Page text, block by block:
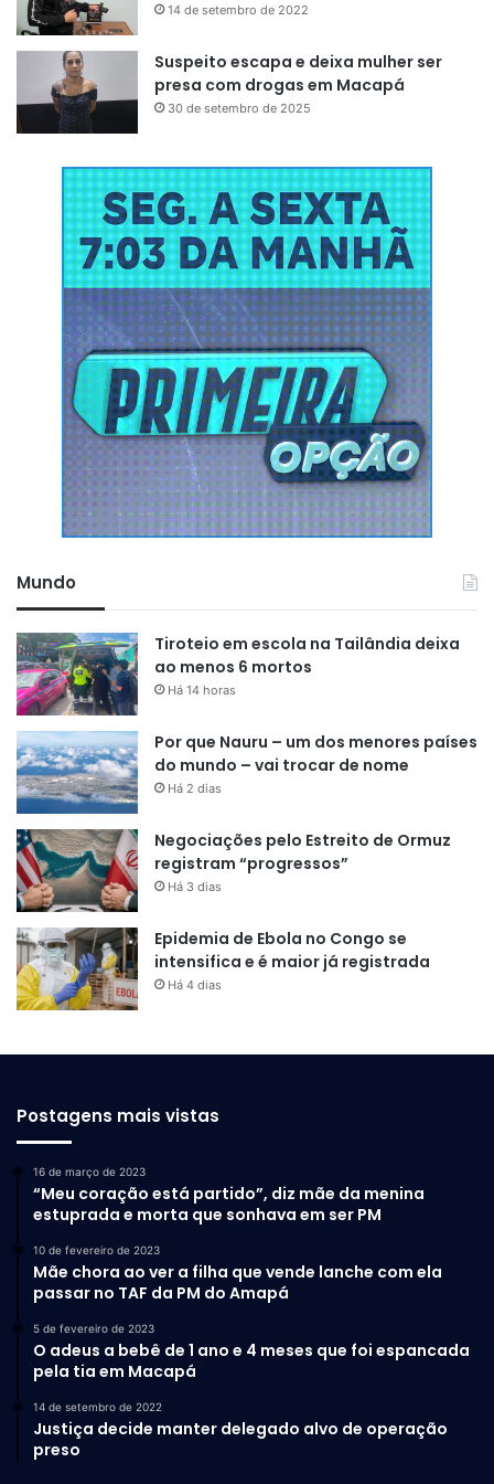
14 de setembro de 2022
Suspeito escapa e deixa mulher ser
presa com drogas em Macapá
30 de setembro de 2025
Mundo
Tiroteio em escola na Tailândia deixa
ao menos 6 mortos
Há 14 horas
Por que Nauru – um dos menores países
do mundo – vai trocar de nome
Há 2 dias
Negociações pelo Estreito de Ormuz
registram “progressos”
Há 3 dias
Epidemia de Ebola no Congo se
intensifica e é maior já registrada
Há 4 dias
Postagens mais vistas
16 de março de 2023
“Meu coração está partido”, diz mãe da menina
estuprada e morta que sonhava em ser PM
10 de fevereiro de 2023
Mãe chora ao ver a filha que vende lanche com ela
passar no TAF da PM do Amapá
5 de fevereiro de 2023
O adeus a bebê de 1 ano e 4 meses que foi espancada
pela tia em Macapá
14 de setembro de 2022
Justiça decide manter delegado alvo de operação
preso